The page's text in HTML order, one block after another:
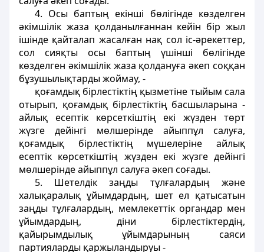
4. Осы баптың екiншi бөлiгiнде көзделген
әкімшiлiк жаза қолданылғаннан кейiн бiр жыл
ішiнде қайталап жасалған нақ сол iс-әрекеттер,
сол сияқты осы баптың үшіншi бөлiгінде
көзделген әкiмшiлiк жаза қолдануға әкеп соққан
бұзушылықтарды жоймау, -
қоғамдық бiрлестіктің қызметiне тыйым сала
отырып, қоғамдық бiрлестiктің басшыларына -
айлық есептiк көрсеткiштiң екi жүзден төрт
жүзге дейiнгi мөлшерiнде айыппұл салуға,
қоғамдық бiрлестiктің мүшелерiне айлық
есептiк көрсеткiштiң жүзден екi жүзге дейінгі
мөлшерiнде айыппұл салуға әкеп соғады.
5. Шетелдiк заңды тұлғалардың және
халықаралық ұйымдардың, шет ел қатысатын
заңды тұлғалардың, мемлекеттік органдар мен
ұйымдардың, дiни бiрлестіктердiң,
қайырымдылық ұйымдарының саяси
партияларды қаржыландыруы -